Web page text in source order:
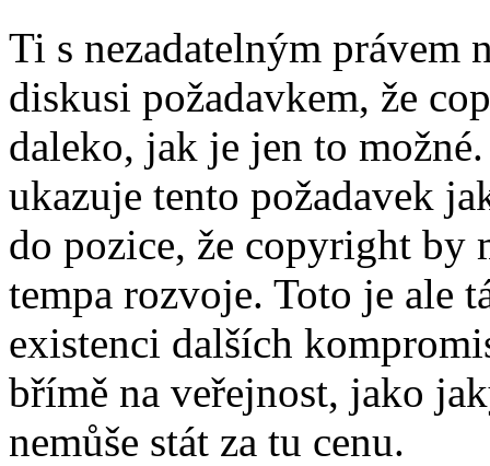
Ti s nezadatelným právem
diskusi požadavkem, že
daleko, jak je jen to
ukazuje tento požadavek
do pozice, že copyright by
tempa rozvoje. Toto je ale
existenci dalších
břímě na veřejnost, jako
nemůše stát za tu cenu.